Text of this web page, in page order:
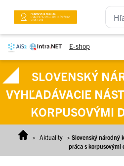
E-shop
SLOVENSKÝ
VYHĽADÁVACIE
KORPUSOVÝMI
> Aktuality > Slovenský národný
práca s korpusovými